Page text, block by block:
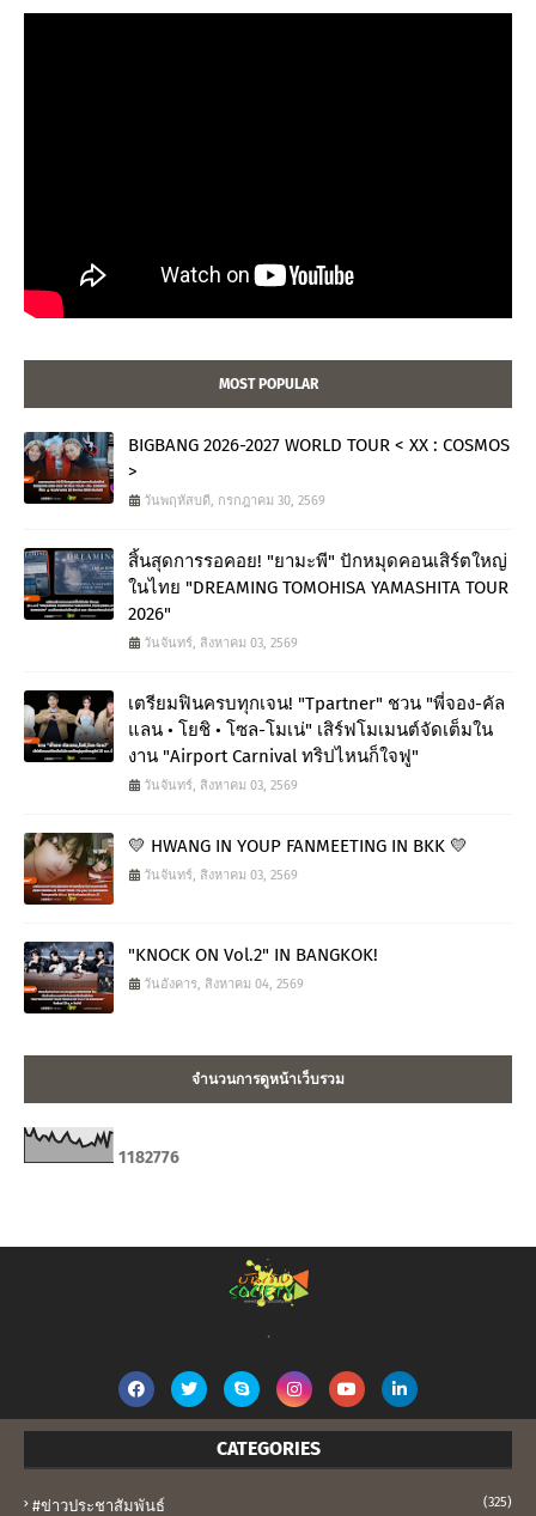
MOST POPULAR
BIGBANG 2026-2027 WORLD TOUR < XX : COSMOS
>
วันพฤหัสบดี, กรกฎาคม 30, 2569
สิ้นสุดการรอคอย! "ยามะพี" ปักหมุดคอนเสิร์ตใหญ่
ในไทย "DREAMING TOMOHISA YAMASHITA TOUR
2026"
วันจันทร์, สิงหาคม 03, 2569
เตรียมฟินครบทุกเจน! "Tpartner" ชวน "พี่จอง-คัล
แลน • โยชิ • โซล-โมเน่" เสิร์ฟโมเมนต์จัดเต็มใน
งาน "Airport Carnival ทริปไหนก็ใจฟู"
วันจันทร์, สิงหาคม 03, 2569
💛 HWANG IN YOUP FANMEETING IN BKK 💛
วันจันทร์, สิงหาคม 03, 2569
"KNOCK ON Vol.2" IN BANGKOK!
วันอังคาร, สิงหาคม 04, 2569
จำนวนการดูหน้าเว็บรวม
1182776
.
CATEGORIES
#ข่าวประชาสัมพันธ์ (325)